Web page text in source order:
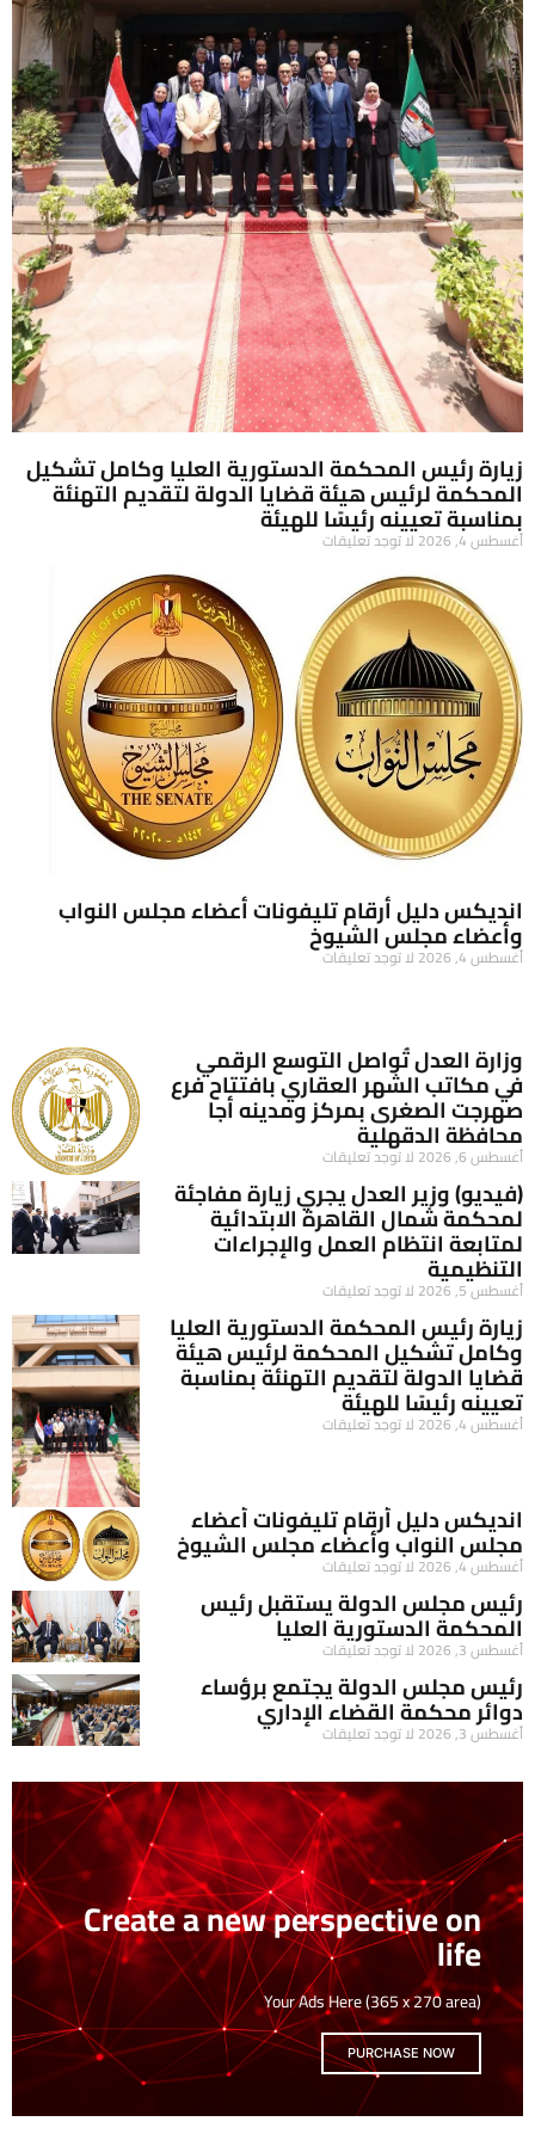
زيارة رئيس المحكمة الدستورية العليا وكامل تشكيل
المحكمة لرئيس هيئة قضايا الدولة لتقديم التهنئة
بمناسبة تعيينه رئيسًا للهيئة
أغسطس 4, 2026 لا توجد تعليقات
انديكس دليل أرقام تليفونات أعضاء مجلس النواب
وأعضاء مجلس الشيوخ
أغسطس 4, 2026 لا توجد تعليقات
وزارة العدل تُواصل التوسع الرقمي
في مكاتب الشهر العقاري بافتتاح فرع
صهرجت الصغرى بمركز ومدينه أجا
محافظة الدقهلية
أغسطس 6, 2026 لا توجد تعليقات
(فيديو) وزير العدل يجري زيارة مفاجئة
لمحكمة شمال القاهرة الابتدائية
لمتابعة انتظام العمل والإجراءات
التنظيمية
أغسطس 5, 2026 لا توجد تعليقات
زيارة رئيس المحكمة الدستورية العليا
وكامل تشكيل المحكمة لرئيس هيئة
قضايا الدولة لتقديم التهنئة بمناسبة
تعيينه رئيسًا للهيئة
أغسطس 4, 2026 لا توجد تعليقات
انديكس دليل أرقام تليفونات أعضاء
مجلس النواب وأعضاء مجلس الشيوخ
أغسطس 4, 2026 لا توجد تعليقات
رئيس مجلس الدولة يستقبل رئيس
المحكمة الدستورية العليا
أغسطس 3, 2026 لا توجد تعليقات
رئيس مجلس الدولة يجتمع برؤساء
دوائر محكمة القضاء الإداري
أغسطس 3, 2026 لا توجد تعليقات
Create a new perspective on
life
Your Ads Here (365 x 270 area)
PURCHASE NOW